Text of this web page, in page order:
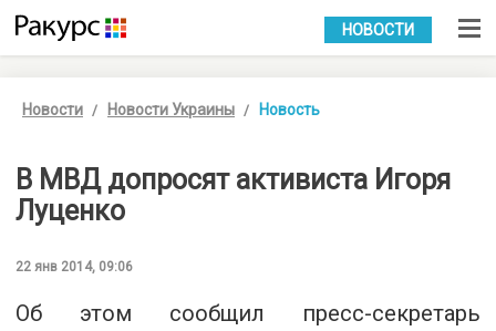
УКР РУС
НОВОСТИ
Новости Новости Украины Новость
В МВД допросят активиста Игоря
Луценко
22 янв 2014, 09:06
Об этом сообщил пресс-секретарь